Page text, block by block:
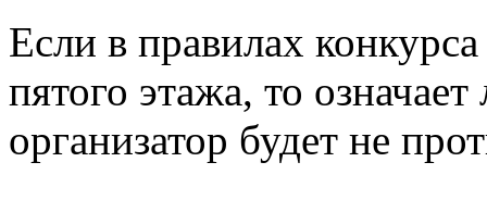
Если в правилах
пятого этажа, то
организатор будет не